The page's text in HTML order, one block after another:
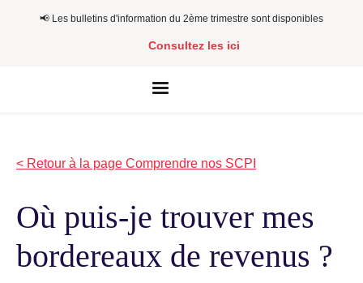
📢​​ Les bulletins d'information du 2ème trimestre sont disponibles
Consultez les ici
< Retour à la page Comprendre nos SCPI
Où puis-je trouver mes
bordereaux de revenus ?